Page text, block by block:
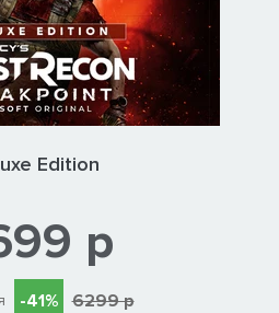
Edition
р
-41% 6299 р